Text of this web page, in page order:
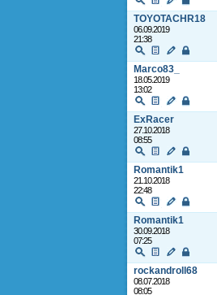
TOYOTACHR18
06.09.2019
21:38
Marco83_
18.05.2019
13:02
ExRacer
27.10.2018
08:55
Romantik1
21.10.2018
22:48
Romantik1
30.09.2018
07:25
rockandroll68
08.07.2018
08:05